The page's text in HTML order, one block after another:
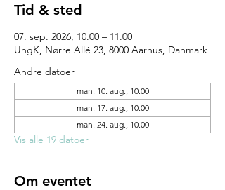
Tid & sted
07. sep. 2026, 10.00 – 11.00
UngK, Nørre Allé 23, 8000 Aarhus, Danmark
Andre datoer
man. 10. aug., 10.00
man. 17. aug., 10.00
man. 24. aug., 10.00
Vis alle 19 datoer
Om eventet